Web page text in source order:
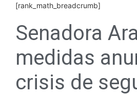
[rank_math_breadcrumb]
Senadora
medidas
crisis de